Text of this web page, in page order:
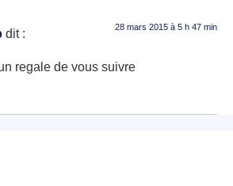
dit : 28 mars 2015 à 5 h 47 min
regale de vous suivre